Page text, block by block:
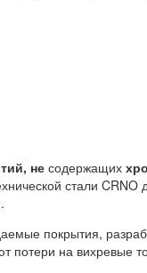
несодержащих
стали
покрытия,
на вихревые